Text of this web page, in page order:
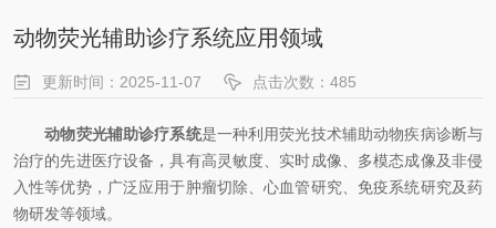
动物荧光辅助诊疗系统应用领域
更新时间：2025-11-07 点击次数：485
动物荧光辅助诊疗系统是一种利用荧光技术辅助动物疾病诊断与
治疗的先进医疗设备，具有高灵敏度、实时成像、多模态成像及非侵
入性等优势，广泛应用于肿瘤切除、心血管研究、免疫系统研究及药
物研发等领域。